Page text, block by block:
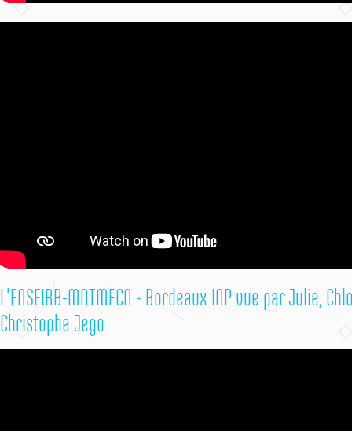
L'ENSEIRB-MATMECA - Bordeaux INP vue par Julie,
Christophe Jego